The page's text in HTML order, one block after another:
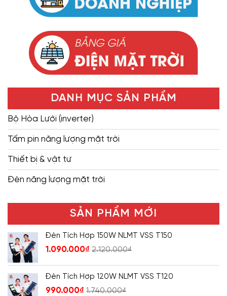
DANH MỤC SẢN PHẨM
Bộ Hòa Lưới (inverter)
Tấm pin năng lượng mặt trời
Thiết bị & vật tư
Đèn năng lượng mặt trời
SẢN PHẨM MỚI
Đèn Tích Hợp 150W NLMT VSS T150
1.090.000₫ 2.120.000₫
Đèn Tích Hợp 120W NLMT VSS T120
990.000₫ 1.740.000₫